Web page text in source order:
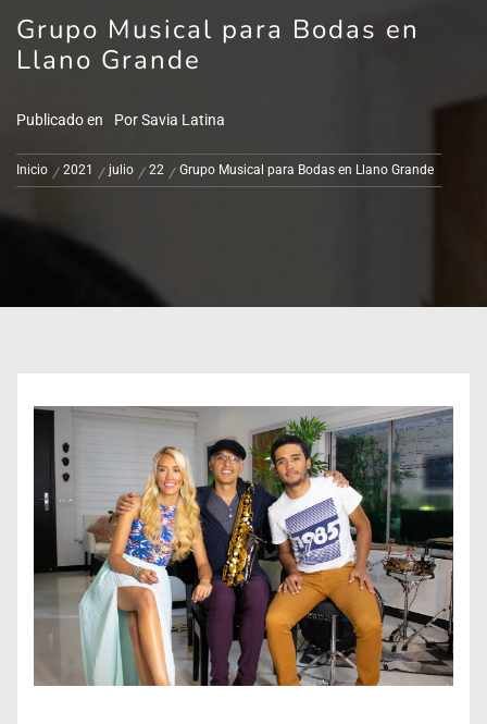
Grupo Musical para Bodas en
Llano Grande
Publicado en PorSavia Latina
Inicio 2021 julio 22 Grupo Musical para Bodas en Llano Grande